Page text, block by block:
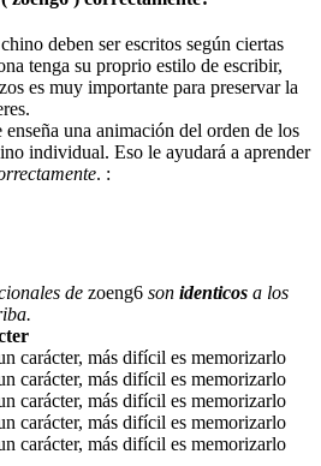
deben ser escritos según ciertas
tenga su proprio estilo de escribir,
es muy importante para preservar la
una animación del orden de los
individual. Eso le ayudará a aprender
. :
de zoeng6 son identicos a los